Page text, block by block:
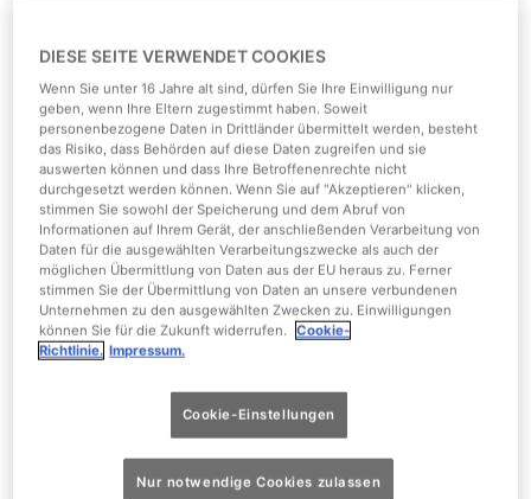
DIESE SEITE VERWENDET COOKIES
Wenn Sie unter 16 Jahre alt sind, dürfen Sie Ihre Einwilligung nur
geben, wenn Ihre Eltern zugestimmt haben. Soweit
personenbezogene Daten in Drittländer übermittelt werden, besteht
das Risiko, dass Behörden auf diese Daten zugreifen und sie
auswerten können und dass Ihre Betroffenenrechte nicht
durchgesetzt werden können. Wenn Sie auf "Akzeptieren" klicken,
stimmen Sie sowohl der Speicherung und dem Abruf von
Informationen auf Ihrem Gerät, der anschließenden Verarbeitung von
Daten für die ausgewählten Verarbeitungszwecke als auch der
möglichen Übermittlung von Daten aus der EU heraus zu. Ferner
stimmen Sie der Übermittlung von Daten an unsere verbundenen
Unternehmen zu den ausgewählten Zwecken zu. Einwilligungen
können Sie für die Zukunft widerrufen.
Cookie-
Richtlinie. Impressum.
Cookie-Einstellungen
Nur notwendige Cookies zulassen